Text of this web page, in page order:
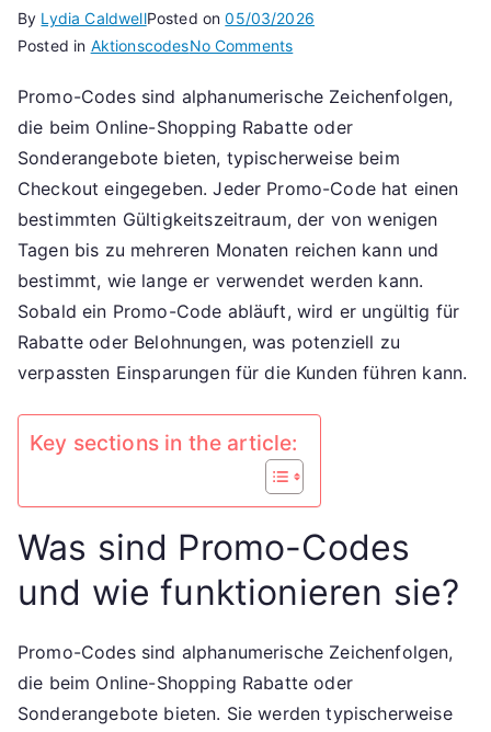
By Lydia CaldwellPosted on05/03/2026
Posted in AktionscodesNo Commentson
Ablauf:
Aktionscodes,
Gültigkeitszeiträume,
Prämien
einlösen
Promo-Codes sind alphanumerische Zeichenfolgen,
die beim Online-Shopping Rabatte oder
Sonderangebote bieten, typischerweise beim
Checkout eingegeben. Jeder Promo-Code hat einen
bestimmten Gültigkeitszeitraum, der von wenigen
Tagen bis zu mehreren Monaten reichen kann und
bestimmt, wie lange er verwendet werden kann.
Sobald ein Promo-Code abläuft, wird er ungültig für
Rabatte oder Belohnungen, was potenziell zu
verpassten Einsparungen für die Kunden führen kann.
Key sections in the article:
Was sind Promo-Codes
und wie funktionieren sie?
Promo-Codes sind alphanumerische Zeichenfolgen,
die beim Online-Shopping Rabatte oder
Sonderangebote bieten. Sie werden typischerweise